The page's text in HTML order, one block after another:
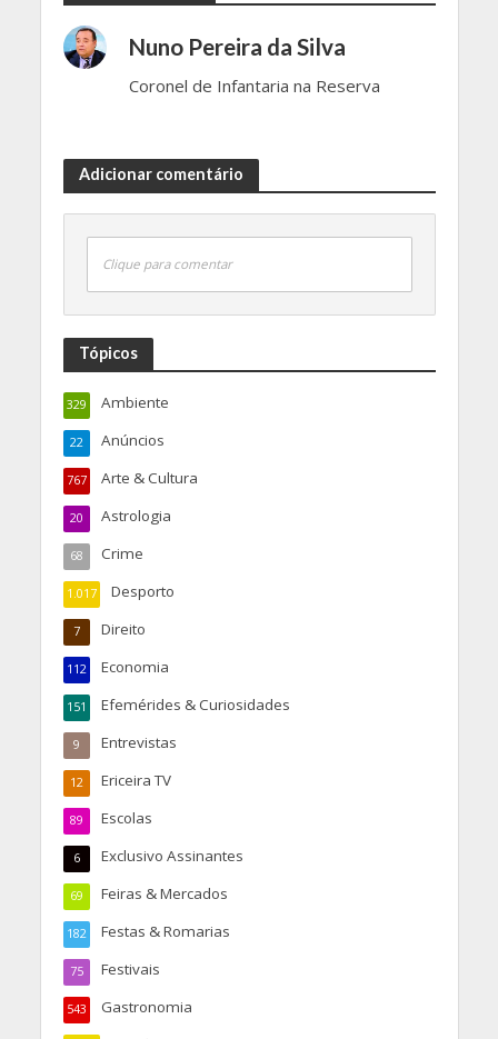
Nuno Pereira da Silva
Coronel de Infantaria na Reserva
Adicionar comentário
Clique para comentar
Tópicos
Ambiente
329
Anúncios
22
Arte & Cultura
767
Astrologia
20
Crime
68
Desporto
1.017
Direito
7
Economia
112
Efemérides & Curiosidades
151
Entrevistas
9
Ericeira TV
12
Escolas
89
Exclusivo Assinantes
6
Feiras & Mercados
69
Festas & Romarias
182
Festivais
75
Gastronomia
543